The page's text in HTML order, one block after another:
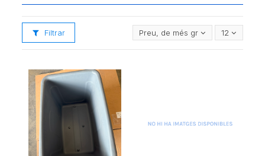
Filtrar Preu, de més gran a més petit
12